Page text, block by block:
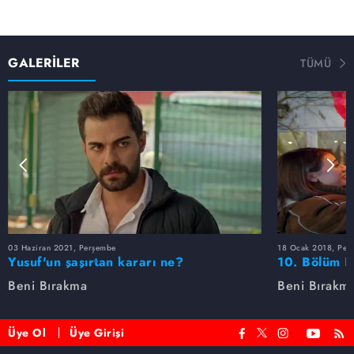
GALERİLER TÜMÜ
03 Haziran 2021, Perşembe
Yusuf'un şaşırtan kararı ne?
Beni Bırakma
18 Ocak 2018,
10. Bölüm
Beni
Üye Ol Üye Girişi